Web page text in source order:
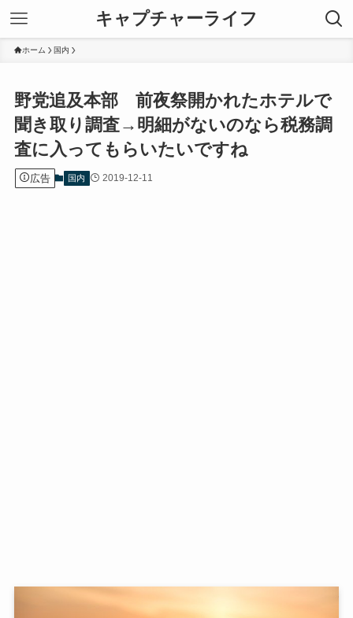
キャプチャーライフ
ホーム 国内
野党追及本部 前夜祭開かれたホテルで
聞き取り調査→明細がないのなら税務調
査に入ってもらいたいですね
広告 国内 2019-12-11